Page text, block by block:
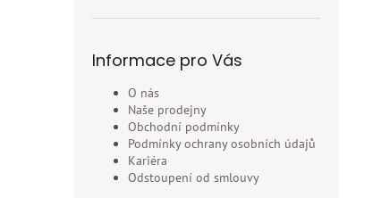
Informace pro Vás
O nás
Naše prodejny
Obchodní podmínky
Podmínky ochrany osobních údajů
Kariéra
Odstoupení od smlouvy